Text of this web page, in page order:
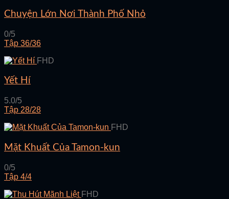
Chuyện Lớn Nơi Thành Phố Nhỏ
0/5
Tập 36/36
FHD
Yết Hí
5.0/5
Tập 28/28
FHD
Mặt Khuất Của Tamon-kun
0/5
Tập 4/4
FHD